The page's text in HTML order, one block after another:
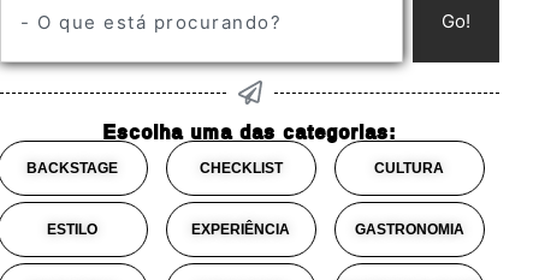
Go!
Escolha uma das categorias:
BACKSTAGE CHECKLIST CULTURA
ESTILO EXPERIÊNCIA GASTRONOMIA